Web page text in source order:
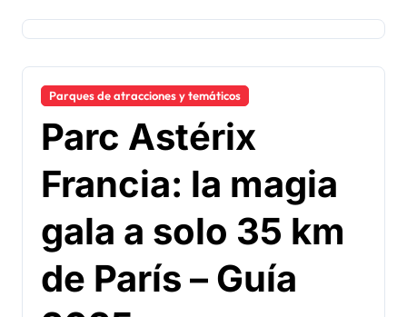
Parques de atracciones y temáticos
Parc Astérix
Francia: la magia
gala a solo 35 km
de París – Guía